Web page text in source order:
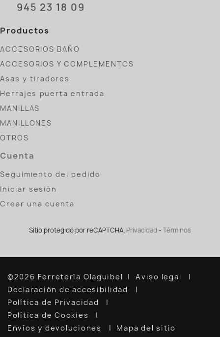
945 23 18 09
Productos
ACCESORIOS BAÑO
ACCESORIOS Y COMPLEMENTOS
Asas y tiradores
Herrajes puerta entrada
MANILLAS
MANILLONES
OTROS
Cuenta
Seguimiento del pedido
Iniciar sesión
Crear una cuenta
Sitio protegido por reCAPTCHA. Privacidad - Términos
©2026 Ferretería Olaguibel
Aviso legal
Declaración de accesibilidad
Política de Privacidad
Política de Cookies
Envíos y devoluciones
Mapa del sitio